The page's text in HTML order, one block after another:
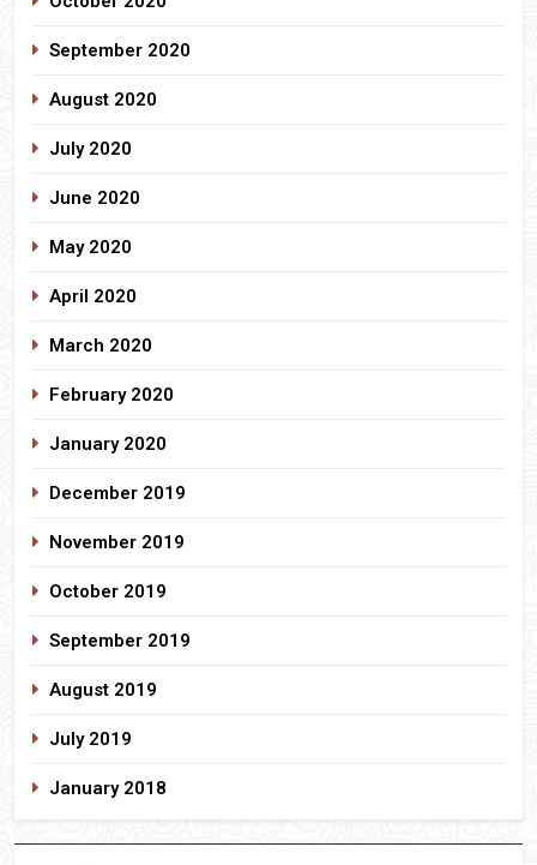
September 2020
August 2020
July 2020
June 2020
May 2020
April 2020
March 2020
February 2020
January 2020
December 2019
November 2019
October 2019
September 2019
August 2019
July 2019
January 2018